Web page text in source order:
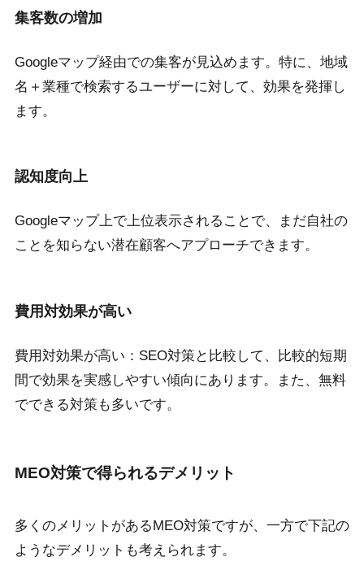
集客数の増加
Googleマップ経由での集客が見込めます。特に、地域
名＋業種で検索するユーザーに対して、効果を発揮し
ます。
認知度向上
Googleマップ上で上位表示されることで、まだ自社の
ことを知らない潜在顧客へアプローチできます。
費用対効果が高い
費用対効果が高い：SEO対策と比較して、比較的短期
間で効果を実感しやすい傾向にあります。また、無料
でできる対策も多いです。
MEO対策で得られるデメリット
多くのメリットがあるMEO対策ですが、一方で下記の
ようなデメリットも考えられます。